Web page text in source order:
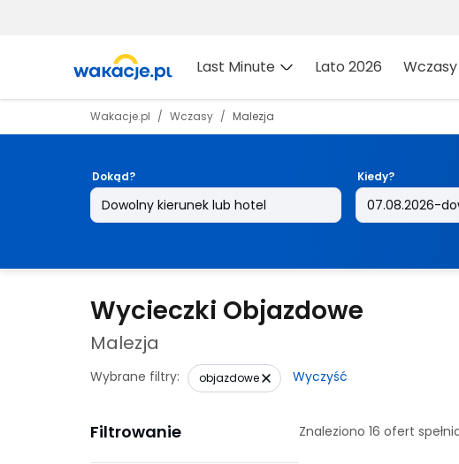
Last Minute Lato 2026 Wczasy
Wakacje.pl Wczasy Malezja
Dokąd? Kiedy?
Wycieczki Objazdowe
Malezja
Wybrane filtry: objazdowe Wyczyść
Filtrowanie Znaleziono 16 ofert